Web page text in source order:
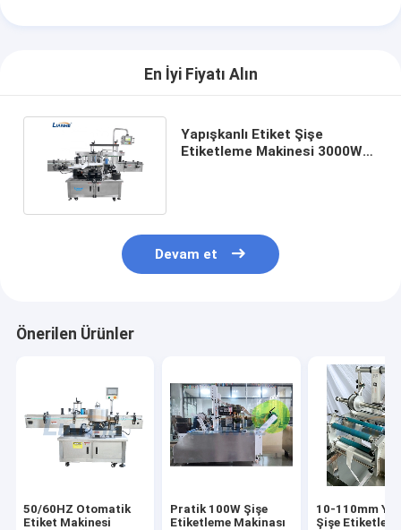
En İyi Fiyatı Alın
Yapışkanlı Etiket Şişe
Etiketleme Makinesi 3000W
Devam et
Önerilen Ürünler
50/60HZ Otomatik
Etiket Makinesi
Pratik 100W Şişe
Etiketleme Makinası
10-110mm
Şişe